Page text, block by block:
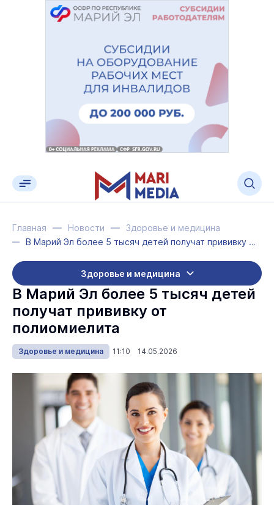
Главная Новости
Здоровье и медицина
В Марий Эл более 5 тысяч детей получат прививку от полиомиелита
Здоровье и медицина
В Марий Эл более 5 тысяч детей
получат прививку от
полиомиелита
Здоровье и медицина 11:10 14.05.2026